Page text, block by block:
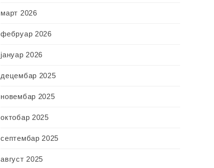
март 2026
фебруар 2026
јануар 2026
децембар 2025
новембар 2025
октобар 2025
септембар 2025
август 2025